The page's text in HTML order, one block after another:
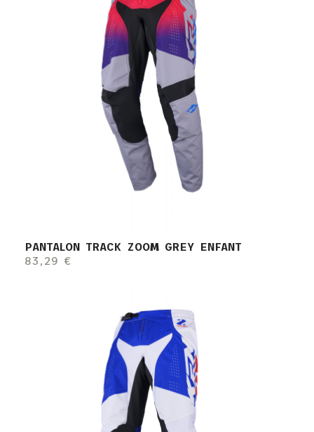
PANTALON TRACK ZOOM GREY ENFANT
83,29 €